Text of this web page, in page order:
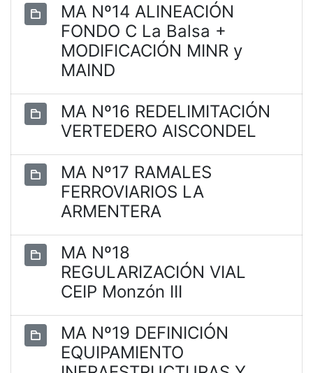
MA Nº14 ALINEACIÓN
FONDO C La Balsa +
MODIFICACIÓN MINR y
MAIND
MA Nº16 REDELIMITACIÓN
VERTEDERO AISCONDEL
MA Nº17 RAMALES
FERROVIARIOS LA
ARMENTERA
MA Nº18
REGULARIZACIÓN VIAL
CEIP Monzón III
MA Nº19 DEFINICIÓN
EQUIPAMIENTO